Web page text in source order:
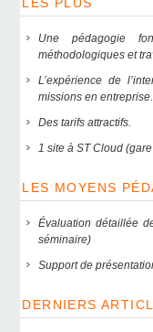
Une pédagogie
méthodologiques et
L’expérience de
missions en entreprise.
Des tarifs attractifs.
1 site à ST Cloud
LES MOYENS
Évaluation détaillée
séminaire)
Support de
DERNIERS